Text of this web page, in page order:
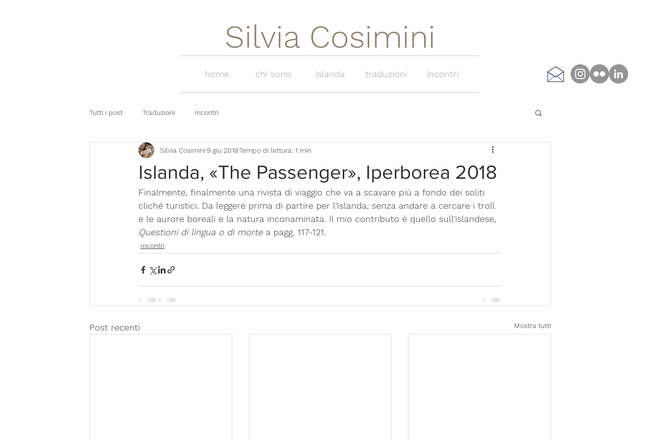
Silvia Cosimini
home chi sono islanda traduzioni incontri
Tutti i post Traduzioni Incontri
Islanda, «The Passenger», Iperborea 2018
Silvia Cosimini 9 giu 2018Tempo di lettura: 1 min
Finalmente, finalmente una rivista di viaggio che va a scavare più a fondo dei soliti
cliché turistici. Da leggere prima di partire per l'Islanda, senza andare a cercare i troll
e le aurore boreali e la natura inconaminata. Il mio contributo è quello sull'islandese,
Questioni di lingua o di morte a pagg. 117-121.
Incontri
Post recenti Mostra tutti